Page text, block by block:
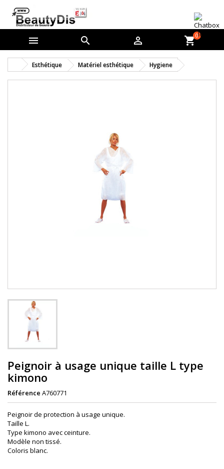
   shopping_cart0
Esthétique Matériel esthétique Hygiene
Peignoir à usage unique taille L type
kimono
Référence A760771
Peignoir de protection à usage unique.
Taille L.
Type kimono avec ceinture.
Modèle non tissé.
Coloris blanc.